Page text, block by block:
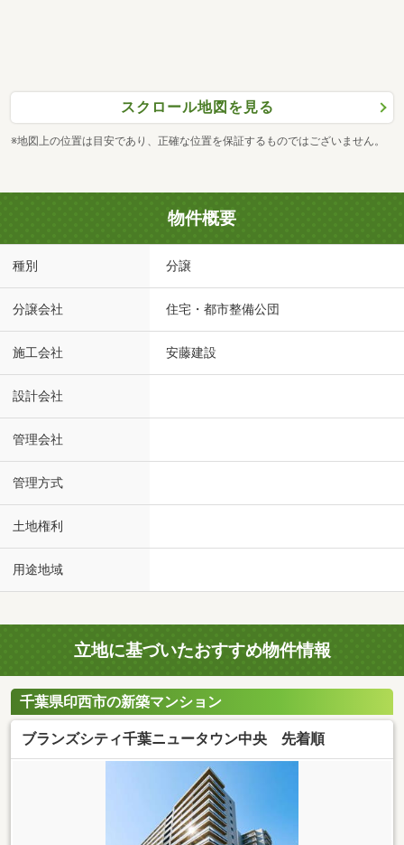
スクロール地図を見る
※地図上の位置は目安であり、正確な位置を保証するものではございません。
物件概要
種別 分譲
分譲会社 住宅・都市整備公団
施工会社 安藤建設
設計会社
管理会社
管理方式
土地権利
用途地域
立地に基づいたおすすめ物件情報
千葉県印西市の新築マンション
ブランズシティ千葉ニュータウン中央 先着順